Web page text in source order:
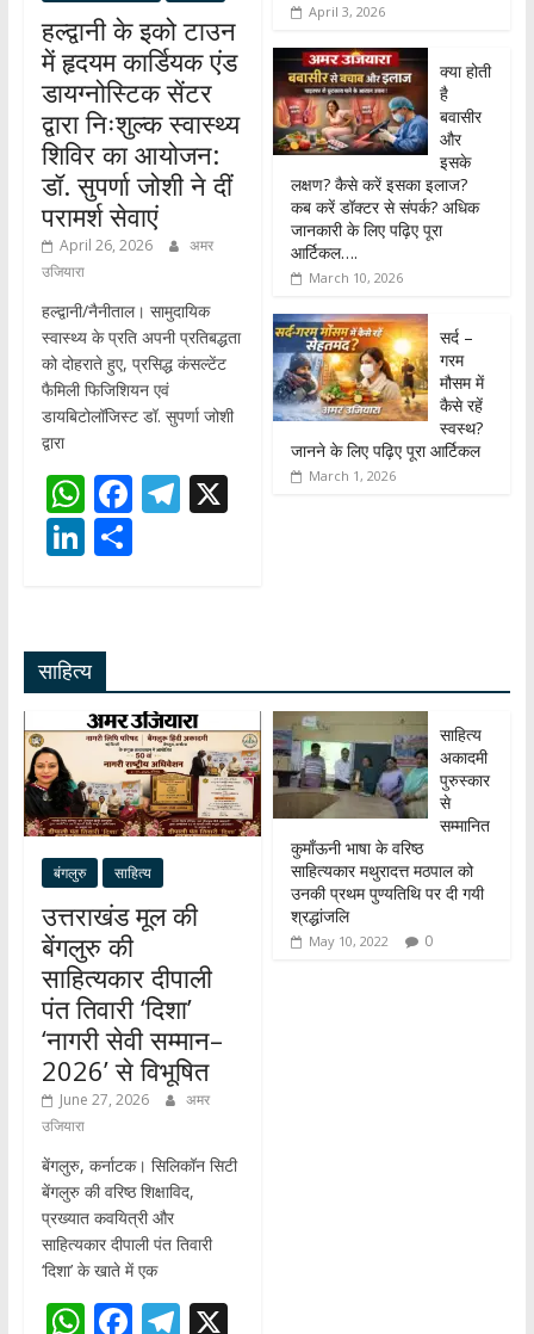
हल्द्वानी के इको टाउन
में हृदयम कार्डियक एंड
डायग्नोस्टिक सेंटर
द्वारा निःशुल्क स्वास्थ्य
शिविर का आयोजन:
डॉ. सुपर्णा जोशी ने दीं
परामर्श सेवाएं
April 26, 2026
अमर
उजियारा
हल्द्वानी/नैनीताल। सामुदायिक
स्वास्थ्य के प्रति अपनी प्रतिबद्धता
को दोहराते हुए, प्रसिद्ध कंसल्टेंट
फैमिली फिजिशियन एवं
डायबिटोलॉजिस्ट डॉ. सुपर्णा जोशी
द्वारा
W
h
at
A
p
p
F
ac
e
o
k
T
m
X
Li
e
dI
n
S
April 3, 2026
क्या होती
है
बवासीर
और
इसके
लक्षण? कैसे करें इसका इलाज?
कब करें डॉक्टर से संपर्क? अधिक
जानकारी के लिए पढ़िए पूरा
आर्टिकल….
March 10, 2026
सर्द –
गरम
मौसम में
कैसे रहें
स्वस्थ?
जानने के लिए पढ़िए पूरा आर्टिकल
March 1, 2026
साहित्य
बंगलुरु साहित्य
उत्तराखंड मूल की
बेंगलुरु की
साहित्यकार दीपाली
पंत तिवारी ‘दिशा’
‘नागरी सेवी सम्मान–
2026’ से विभूषित
June 27, 2026
अमर
उजियारा
बेंगलुरु, कर्नाटक। सिलिकॉन सिटी
बेंगलुरु की वरिष्ठ शिक्षाविद,
प्रख्यात कवयित्री और
साहित्यकार दीपाली पंत तिवारी
‘दिशा’ के खाते में एक
W F T X
साहित्य
अकादमी
पुरुस्कार
से
सम्मानित
कुमाँऊनी भाषा के वरिष्ठ
साहित्यकार मथुरादत्त मठपाल को
उनकी प्रथम पुण्यतिथि पर दी गयी
श्रद्धांजलि
May 10, 2022 0